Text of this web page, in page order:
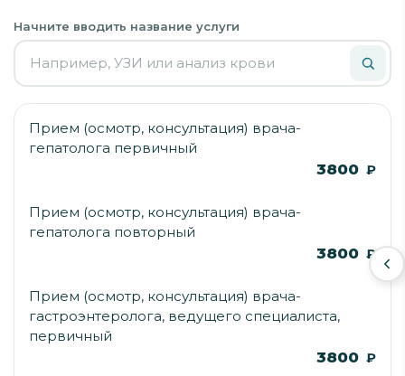
Начните вводить название услуги
Прием (осмотр, консультация) врача-
гепатолога первичный
3800 ₽
Прием (осмотр, консультация) врача-
гепатолога повторный
3800 ₽
Прием (осмотр, консультация) врача-
гастроэнтеролога, ведущего специалиста,
первичный
3800 ₽